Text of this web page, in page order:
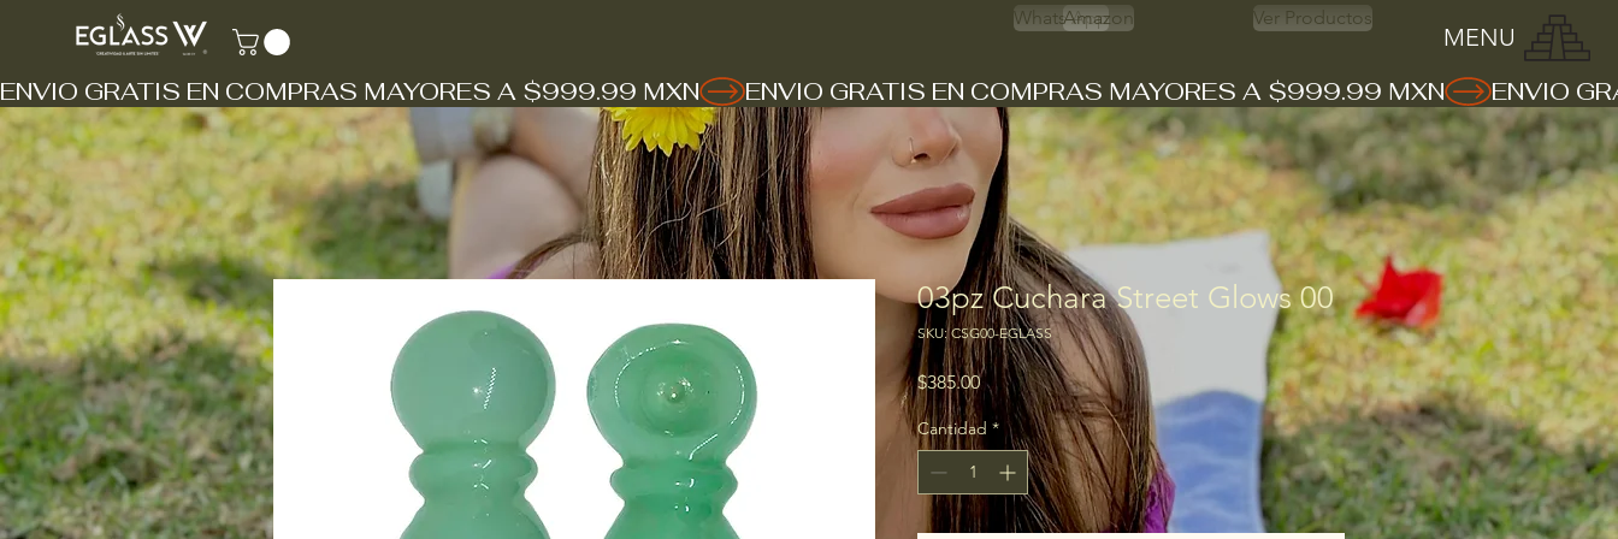
Whats App
Amazon Ver Productos
MENU
ENVIO GRATIS EN COMPRAS MAYORES A $999.99 MXN
03pz Cuchara Street Glows 00
SKU: CSG00-EGLASS
$385.00Precio
Cantidad *